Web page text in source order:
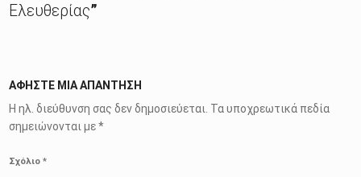
Ελευθερίας”
ΑΦΉΣΤΕ ΜΙΑ ΑΠΆΝΤΗΣΗ
Η ηλ. διεύθυνση σας δεν δημοσιεύεται. Τα υποχρεωτικά πεδία
σημειώνονται με*
Σχόλιο*